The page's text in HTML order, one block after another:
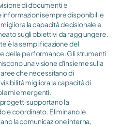
di documenti e
sempre disponibili e
la capacità decisionale e
sugli obiettivi da raggiungere.
è la semplificazione del
delle performance. Gli strumenti
una visione d'insieme sulla
che necessitano di
migliora la capacità di
emergenti.
supportano la
e coordinato. Eliminano le
la comunicazione interna,